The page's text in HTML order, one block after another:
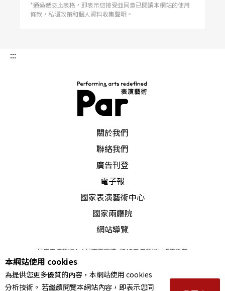
*通過遞交此表格，即表示您接受並同意已閱讀本網站的使用
條款，私隱政策和個人資料收集聲明。
:::
關於我們
聯絡我們
廣告刊登
電子報
國家表演藝術中心
國家兩廳院
網站導覽
國家表演藝術中心國家兩廳院《PAR表演藝術》版權所有
© 2022Performing arts redefined. All Rights Reserved
統一編號 Tax Id number 00973926
本站所提供相關演出資訊，如有異動應以主辦單位公告為準。
本網站使用 cookies
為提供您更多優質的內容，本網站使用 cookies
分析技術。 若繼續閱覽本網站內容，即表示您同